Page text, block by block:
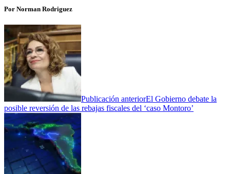
Por Norman Rodriguez
Publicación anteriorEl Gobierno debate la
posible reversión de las rebajas fiscales del ‘caso Montoro’